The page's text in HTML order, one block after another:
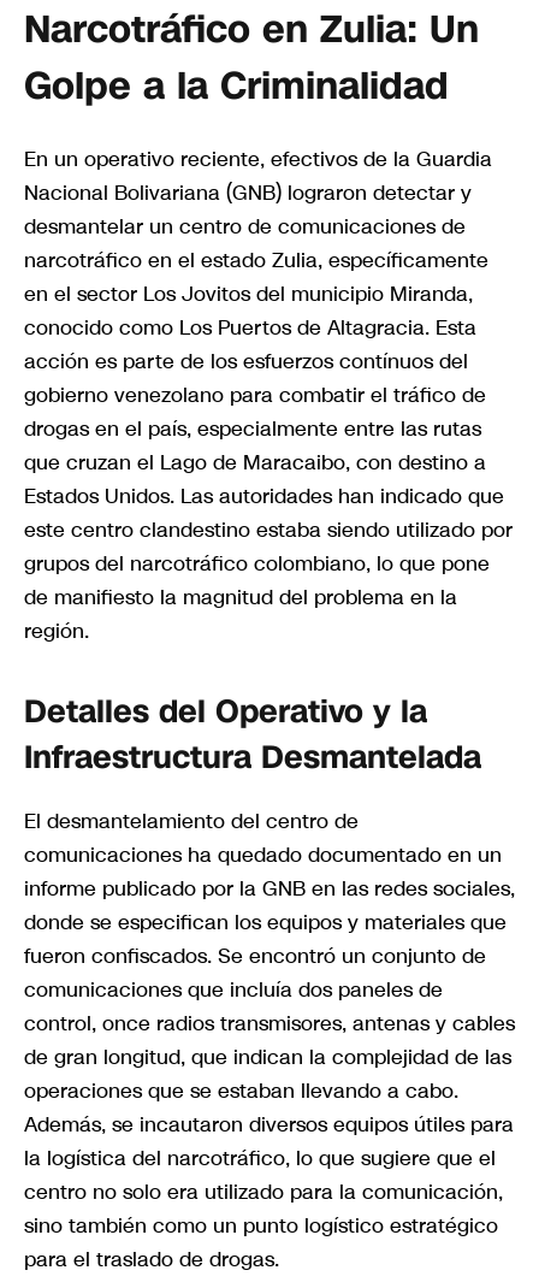
Narcotráfico en Zulia: Un
Golpe a la Criminalidad
En un operativo reciente, efectivos de la Guardia
Nacional Bolivariana (GNB) lograron detectar y
desmantelar un centro de comunicaciones de
narcotráfico en el estado Zulia, específicamente
en el sector Los Jovitos del municipio Miranda,
conocido como Los Puertos de Altagracia. Esta
acción es parte de los esfuerzos contínuos del
gobierno venezolano para combatir el tráfico de
drogas en el país, especialmente entre las rutas
que cruzan el Lago de Maracaibo, con destino a
Estados Unidos. Las autoridades han indicado que
este centro clandestino estaba siendo utilizado por
grupos del narcotráfico colombiano, lo que pone
de manifiesto la magnitud del problema en la
región.
Detalles del Operativo y la
Infraestructura Desmantelada
El desmantelamiento del centro de
comunicaciones ha quedado documentado en un
informe publicado por la GNB en las redes sociales,
donde se especifican los equipos y materiales que
fueron confiscados. Se encontró un conjunto de
comunicaciones que incluía dos paneles de
control, once radios transmisores, antenas y cables
de gran longitud, que indican la complejidad de las
operaciones que se estaban llevando a cabo.
Además, se incautaron diversos equipos útiles para
la logística del narcotráfico, lo que sugiere que el
centro no solo era utilizado para la comunicación,
sino también como un punto logístico estratégico
para el traslado de drogas.